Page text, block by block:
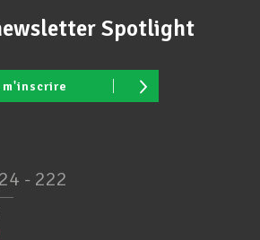
Spotlight
m'inscrire
- 222